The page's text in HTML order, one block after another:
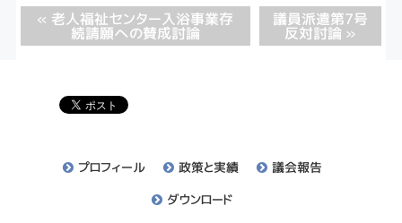
« 老人福祉センター入浴事業存
続請願への賛成討論
議員派遣第7号
反対討論 »
プロフィール 政策と実績
議会報告
ダウンロード